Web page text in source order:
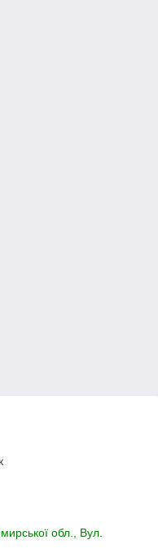
обл., Вул.